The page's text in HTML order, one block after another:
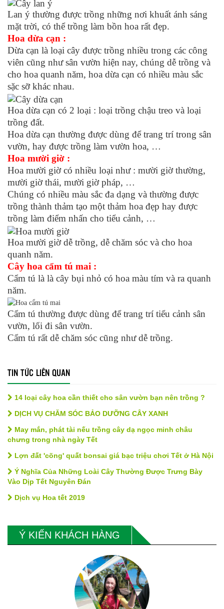
Lan ý thường được trồng những nơi khuất ánh sáng
mặt trời, có thể trồng làm bồn hoa rất đẹp.
Hoa dừa cạn :
Dừa cạn là loại cây được trồng nhiều trong các công
viên cũng như sân vườn hiện nay, chúng dễ trồng và
cho hoa quanh năm, hoa dừa cạn có nhiều màu sắc
sặc sỡ khác nhau.
Hoa dừa cạn có 2 loại : loại trồng chậu treo và loại
trồng đất.
Hoa dừa cạn thường được dùng để trang trí trong sân
vườn, hay được trồng làm vườn hoa, …
Hoa mười giờ :
Hoa mười giờ có nhiều loại như : mười giờ thường,
mười giờ thái, mười giờ pháp, …
Chúng có nhiều màu sắc đa dạng và thường được
trồng thành thảm tạo một thảm hoa đẹp hay được
trồng làm điểm nhấn cho tiểu cảnh, …
Hoa mười giờ dễ trồng, dễ chăm sóc và cho hoa
quanh năm.
Cây hoa cẩm tú mai :
Cẩm tú là là cây bụi nhỏ có hoa màu tím và ra quanh
năm.
Cẩm tú thường được dùng để trang trí tiểu cảnh sân
vườn, lối đi sân vườn.
Cẩm tú rất dễ chăm sóc cũng như dễ trồng.
TIN TỨC LIÊN QUAN
14 loại cây hoa cần thiết cho sân vườn bạn nên trồng ?
DỊCH VỤ CHĂM SÓC BẢO DƯỠNG CÂY XANH
May mắn, phát tài nếu trồng cây dạ ngọc minh châu
chưng trong nhà ngày Tết
Lợn đất 'cõng' quất bonsai giá bạc triệu chơi Tết ở Hà Nội
Ý Nghĩa Của Những Loài Cây Thường Được Trưng Bày
Vào Dịp Tết Nguyên Đán
Dịch vụ Hoa tết 2019
Ý KIẾN KHÁCH HÀNG